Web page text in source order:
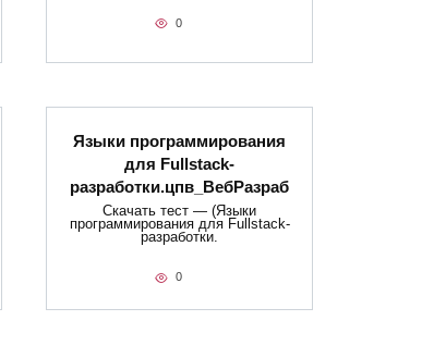
0
Языки программирования
для Fullstack-
разработки.цпв_ВебРазраб
Скачать тест — (Языки
программирования для Fullstack-
разработки.
0